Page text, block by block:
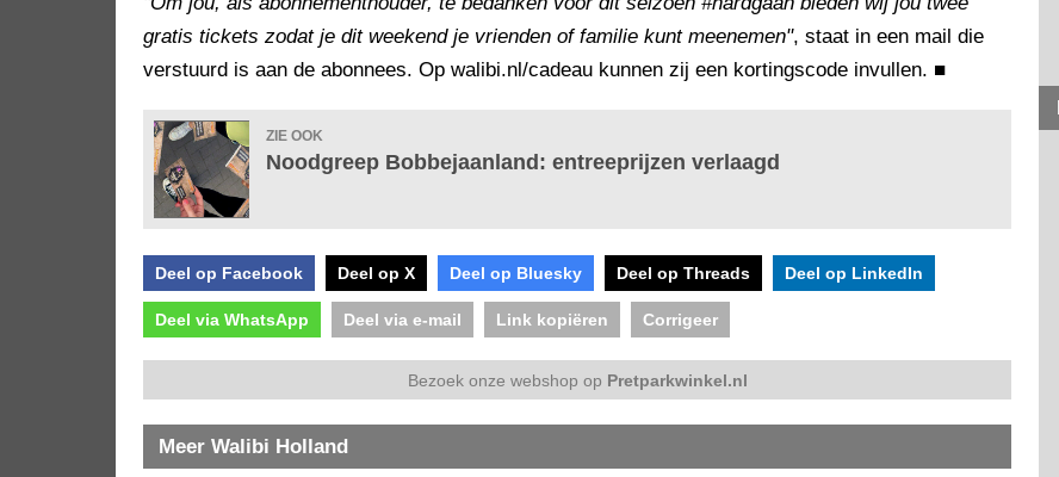
gratis tickets zodat je dit weekend je vrienden of familie kunt meenemen", staat in een mail die
verstuurd is aan de abonnees. Op walibi.nl/cadeau kunnen zij een kortingscode invullen. ■
ZIE OOK
Noodgreep Bobbejaanland: entreeprijzen verlaagd
Deel op Facebook Deel op X Deel op Bluesky Deel op Threads Deel op LinkedIn
Deel via WhatsApp Deel via e-mail Link kopiëren Corrigeer
Bezoek onze webshop op Pretparkwinkel.nl
Meer Walibi Holland